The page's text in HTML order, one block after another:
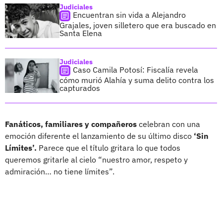
Judiciales
Encuentran sin vida a Alejandro
Grajales, joven silletero que era buscado en
Santa Elena
Judiciales
Caso Camila Potosí: Fiscalía revela
cómo murió Alahía y suma delito contra los
capturados
Fanáticos, familiares y compañeros celebran con una
emoción diferente el lanzamiento de su último disco ‘Sin
Límites’. Parece que el título gritara lo que todos
queremos gritarle al cielo “nuestro amor, respeto y
admiración… no tiene límites”.